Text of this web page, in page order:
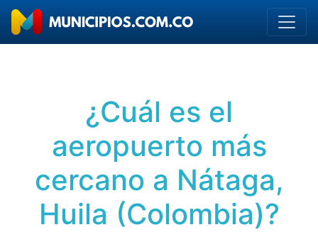
¿Cuál es el
aeropuerto más
cercano a Nátaga,
Huila (Colombia)?